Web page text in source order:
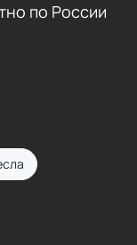
по России